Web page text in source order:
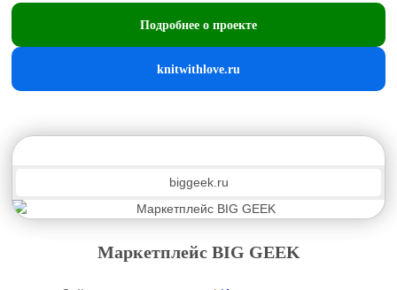
Подробнее о проекте
knitwithlove.ru
biggeek.ru
Маркетплейс BIG GEEK